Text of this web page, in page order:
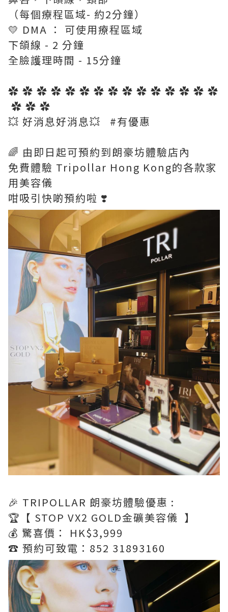
（每個療程區域- 約2分鐘）
💛 DMA ： 可使⽤療程區域
下頜線 - 2 分鐘
全臉護理時間 - 15分鐘
✿ ✿ ✿ ✿ ✿ ✿ ✿ ✿ ✿ ✿ ✿ ✿ ✿ ✿ ✿
✿ ✿ ✿
💥 好消息好消息💥 #有優惠
🌈 由即日起可預約到朗豪坊體驗店內
免費體驗 Tripollar Hong Kong的各款家
用美容儀
咁吸引快啲預約啦 ❣️
🎉 TRIPOLLAR 朗豪坊體驗優惠 :
🏆【 STOP VX2 GOLD金礦美容儀 】
💰 驚喜價： HK$3,999
☎️ 預約可致電：852 31893160